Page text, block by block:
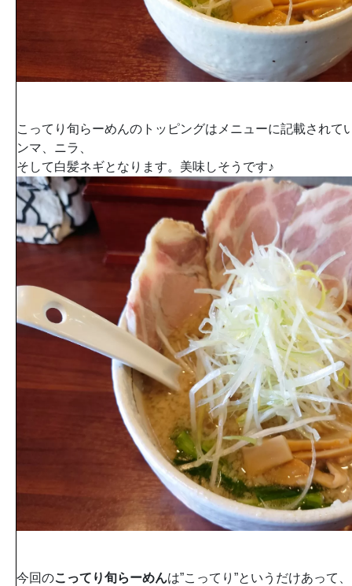
こってり旬らーめんのトッピングはメニューに記載されて
ンマ、ニラ、
そして白髪ネギとなります。美味しそうです♪
今回のこってり旬らーめんは”こってり”というだけあって